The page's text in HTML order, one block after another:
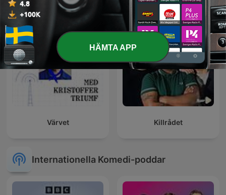
Värvet Killrådet
Internationella Komedi-poddar
HÄMTA APP